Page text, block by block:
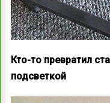
Кто-то превратил
подсветкой